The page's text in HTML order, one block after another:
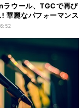
ウール、TGCで再び
! 華麗なパフォーマンス